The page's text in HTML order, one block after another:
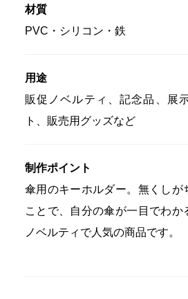
材質
PVC・シリコン・鉄
用途
販促ノベルティ、記念品、展
ト、販売用グッズなど
制作ポイント
傘用のキーホルダー。無くしが
ことで、自分の傘が一目でわか
ノベルティで人気の商品です。